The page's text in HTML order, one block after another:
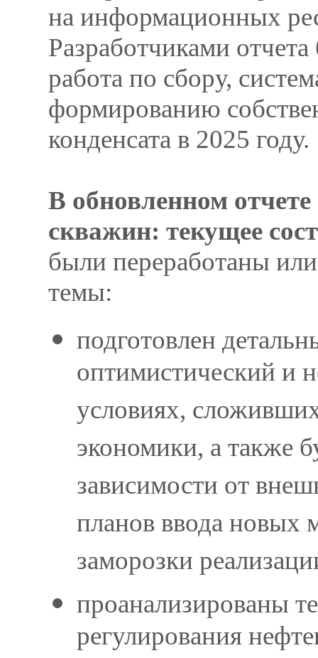
на информационных
Разработчиками
работа по сбору,
формированию
конденсата в 2025 году.
В обновленном
скважин: текущее
были переработаны
темы:
подготовлен
оптимистический и
условиях,
экономики, а также
зависимости от
планов ввода новых
заморозки
проанализированы
регулирования